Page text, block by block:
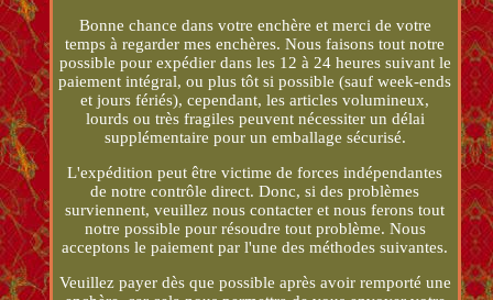
Bonne chance dans votre enchère et merci de votre
temps à regarder mes enchères. Nous faisons tout notre
possible pour expédier dans les 12 à 24 heures suivant le
paiement intégral, ou plus tôt si possible (sauf week-ends
et jours fériés), cependant, les articles volumineux,
lourds ou très fragiles peuvent nécessiter un délai
supplémentaire pour un emballage sécurisé.
L'expédition peut être victime de forces indépendantes
de notre contrôle direct. Donc, si des problèmes
surviennent, veuillez nous contacter et nous ferons tout
notre possible pour résoudre tout problème. Nous
acceptons le paiement par l'une des méthodes suivantes.
Veuillez payer dès que possible après avoir remporté une